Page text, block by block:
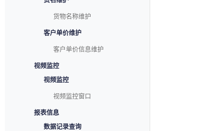
货物名称维护
客户单价维护
客户单价信息维护
视频监控
视频监控
视频监控窗口
报表信息
数据记录查询